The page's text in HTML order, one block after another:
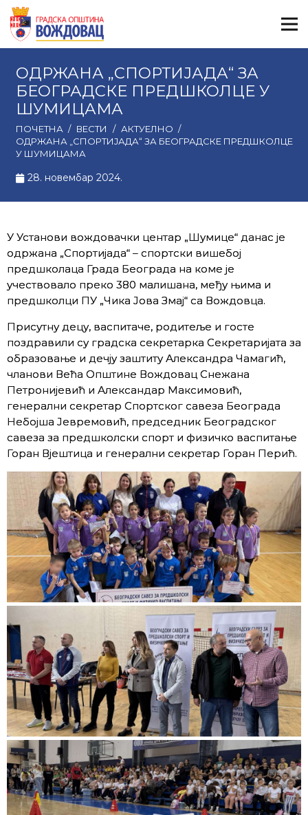
ОДРЖАНА „СПОРТИЈАДА“ ЗА
БЕОГРАДСКЕ ПРЕДШКОЛЦЕ У
ШУМИЦАМА
ПОЧЕТНА / ВЕСТИ / АКТУЕЛНО /
ОДРЖАНА „СПОРТИЈАДА“ ЗА БЕОГРАДСКЕ ПРЕДШКОЛЦЕ
У ШУМИЦАМА
28. новембар 2024.
У Установи вождовачки центар „Шумице“ данас је
одржана „Спортијада“ – спортски вишебој
предшколаца Града Београда на коме је
учествовало преко 380 малишана, међу њима и
предшколци ПУ „Чика Јова Змај“ са Вождовца.
Присутну децу, васпитаче, родитеље и госте
поздравили су градска секретарка Секретаријата за
образовање и дечју заштиту Александра Чамагић,
чланови Већа Општине Вождовац Снежана
Петронијевић и Александар Максимовић,
генерални секретар Спортског савеза Београда
Небојша Јевремовић, председник Београдског
савеза за предшколски спорт и физичко васпитање
Горан Вјештица и генерални секретар Горан Перић.